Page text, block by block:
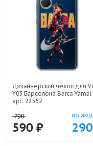
Дизайнерский чехол для
Y03 Барселона Barca Yamal
арт: 22552
790
590 ₽
по